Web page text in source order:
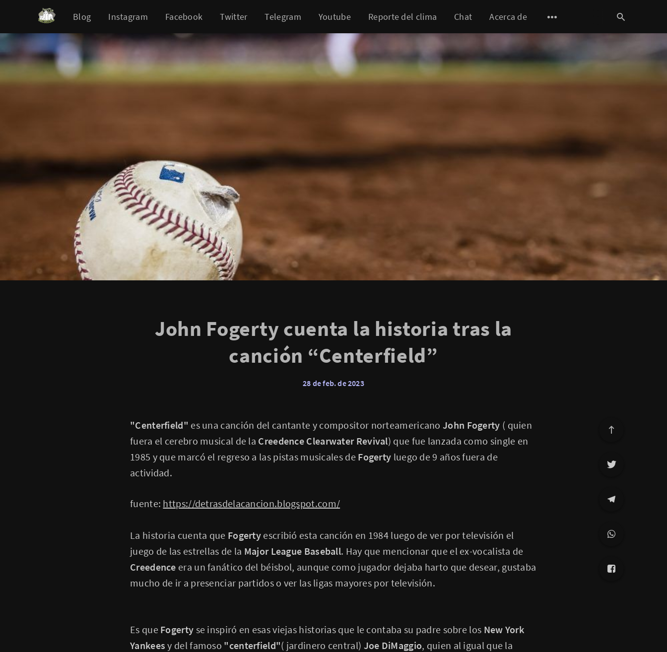
Blog Instagram Facebook Twitter Telegram Youtube Reporte del clima Chat Acerca de
John Fogerty cuenta la historia tras la
canción “Centerfield”
28 de feb. de 2023
"Centerfield" es una canción del cantante y compositor norteamericanoJohn Fogerty ( quien
fuera el cerebro musical de la Creedence Clearwater Revival) que fue lanzada como single en
1985 y que marcó el regreso a las pistas musicales de Fogerty luego de 9 años fuera de
actividad.
fuente: https://detrasdelacancion.blogspot.com/
La historia cuenta que Fogerty escribió esta canción en 1984 luego de ver por televisión el
juego de las estrellas de la Major League Baseball. Hay que mencionar que el ex-vocalista de
Creedence era un fanático del béisbol, aunque como jugador dejaba harto que desear, gustaba
mucho de ir a presenciar partidos o ver las ligas mayores por televisión.
Es que Fogerty se inspiró en esas viejas historias que le contaba su padre sobre los New York
Yankees y del famoso "centerfield"( jardinero central) Joe DiMaggio, quien al igual que la